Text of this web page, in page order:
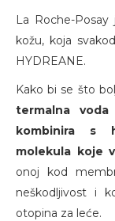
La Roche-
kožu, koja
HYDREANE.
Kako bi se što
termalna
kombinira s
molekula koje
onoj kod
neškodljivost i
otopina za leće.